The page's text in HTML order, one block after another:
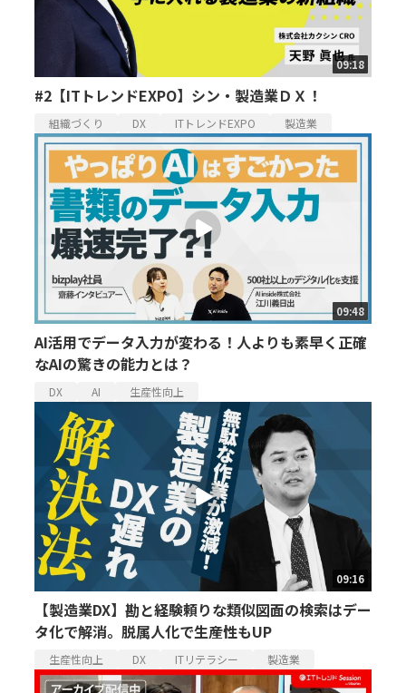
09:18
#2【ITトレンドEXPO】シン・製造業ＤＸ！
組織づくり DX ITトレンドEXPO 製造業
09:48
AI活用でデータ入力が変わる！人よりも素早く正確
なAIの驚きの能力とは？
DX AI 生産性向上
09:16
【製造業DX】勘と経験頼りな類似図面の検索はデー
タ化で解消。脱属人化で生産性もUP
生産性向上 DX ITリテラシー 製造業